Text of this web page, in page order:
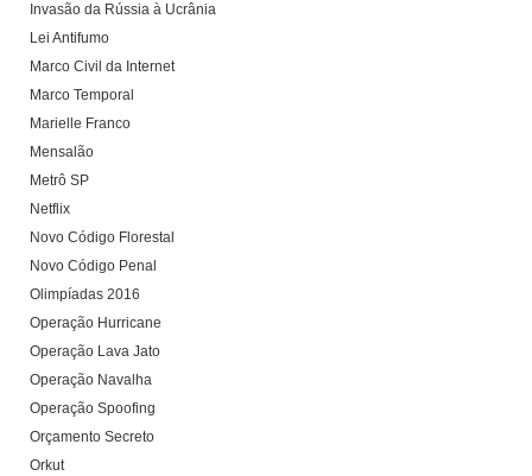
Invasão da Rússia à Ucrânia
Lei Antifumo
Marco Civil da Internet
Marco Temporal
Marielle Franco
Mensalão
Metrô SP
Netflix
Novo Código Florestal
Novo Código Penal
Olimpíadas 2016
Operação Hurricane
Operação Lava Jato
Operação Navalha
Operação Spoofing
Orçamento Secreto
Orkut